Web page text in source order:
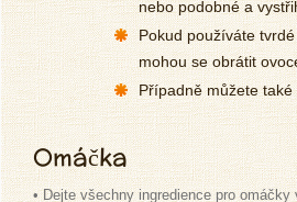
nebo podobné a
Pokud používáte
mohou se obrátit
Případně můžete
Omáčka
• Dejte všechny ingredience pro